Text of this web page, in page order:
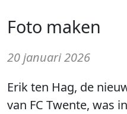
Foto maken
20 januari 2026
Erik ten Hag, de
van FC Twente, was